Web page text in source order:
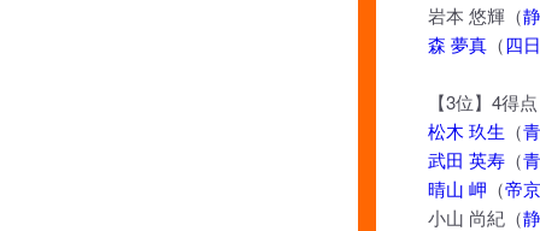
岩本 悠輝（
森 夢真 （四
【3位】4得点
松木 玖生 （
武田 英寿 （
晴山 岬 （帝
小山 尚紀（